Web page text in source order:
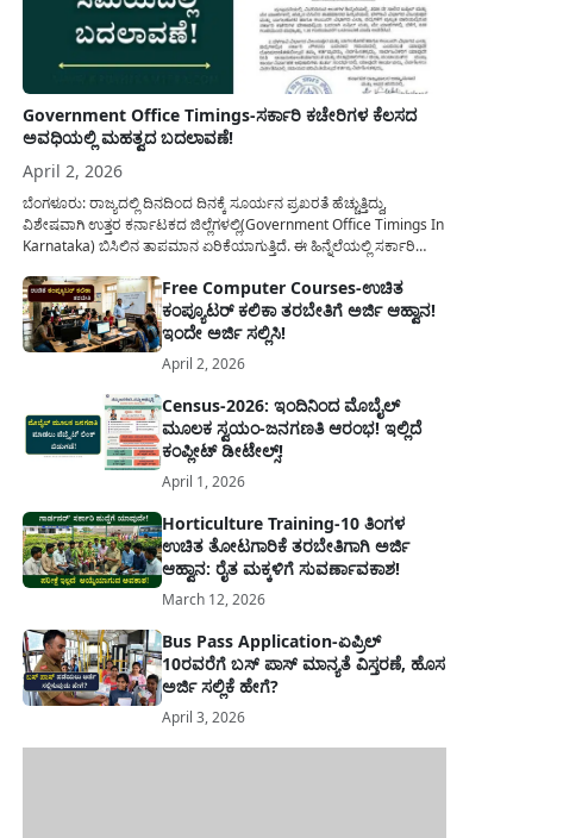
Government Office Timings-ಸರ್ಕಾರಿ ಕಚೇರಿಗಳ ಕೆಲಸದ
ಅವಧಿಯಲ್ಲಿ ಮಹತ್ವದ ಬದಲಾವಣೆ!
April 2, 2026
ಬೆಂಗಳೂರು: ರಾಜ್ಯದಲ್ಲಿ ದಿನದಿಂದ ದಿನಕ್ಕೆ ಸೂರ್ಯನ ಪ್ರಖರತೆ ಹೆಚ್ಚುತ್ತಿದ್ದು,
ವಿಶೇಷವಾಗಿ ಉತ್ತರ ಕರ್ನಾಟಕದ ಜಿಲ್ಲೆಗಳಲ್ಲಿ(Government Office Timings In
Karnataka) ಬಿಸಿಲಿನ ತಾಪಮಾನ ಏರಿಕೆಯಾಗುತ್ತಿದೆ. ಈ ಹಿನ್ನೆಲೆಯಲ್ಲಿ ಸರ್ಕಾರಿ
ಸರ್ಕಾರವು ಮಹತ್ವದ ನಿರ್ಧಾರವೊಂದನ್ನು ಕೈಗೊಂಡಿದೆ. ಕಿತ್ತೂರು ಕರ್ನಾಟಕ ಮತ್ತು
ಕಲ್ಯಾಣ ಕರ್ನಾಟಕದ ಒಟ್ಟು 9 ಜಿಲ್ಲೆಗಳಲ್ಲಿ ಏಪ್ರಿಲ್...
Free Computer Courses-ಉಚಿತ
ಕಂಪ್ಯೂಟರ್ ಕಲಿಕಾ ತರಬೇತಿಗೆ ಅರ್ಜಿ ಆಹ್ವಾನ!
ಇಂದೇ ಅರ್ಜಿ ಸಲ್ಲಿಸಿ!
April 2, 2026
Census-2026: ಇಂದಿನಿಂದ ಮೊಬೈಲ್
ಮೂಲಕ ಸ್ವಯಂ-ಜನಗಣತಿ ಆರಂಭ! ಇಲ್ಲಿದೆ
ಕಂಪ್ಲೀಟ್ ಡೀಟೇಲ್ಸ್!
April 1, 2026
Horticulture Training-10 ತಿಂಗಳ
ಉಚಿತ ತೋಟಗಾರಿಕೆ ತರಬೇತಿಗಾಗಿ ಅರ್ಜಿ
ಆಹ್ವಾನ: ರೈತ ಮಕ್ಕಳಿಗೆ ಸುವರ್ಣಾವಕಾಶ!
March 12, 2026
Bus Pass Application-ಏಪ್ರಿಲ್
10ರವರೆಗೆ ಬಸ್ ಪಾಸ್ ಮಾನ್ಯತೆ ವಿಸ್ತರಣೆ, ಹೊಸ
ಅರ್ಜಿ ಸಲ್ಲಿಕೆ ಹೇಗೆ?
April 3, 2026